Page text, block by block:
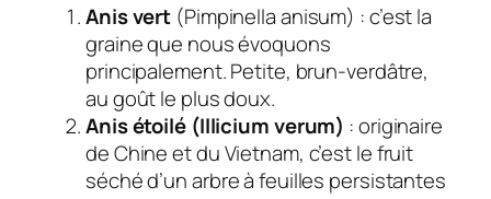
Anis vert (Pimpinella anisum) : c’est la
graine que nous évoquons
principalement. Petite, brun-verdâtre,
au goût le plus doux.
Anis étoilé (Illicium verum) : originaire
de Chine et du Vietnam, c’est le fruit
séché d’un arbre à feuilles persistantes